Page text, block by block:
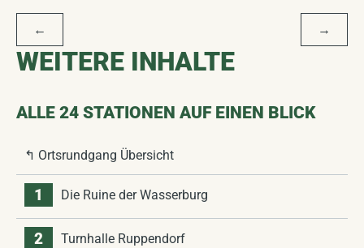
BEITRAGSNAVIGATION
← →
WEITERE INHALTE
ALLE 24 STATIONEN AUF EINEN BLICK
↰ Ortsrundgang Übersicht
1 Die Ruine der Wasserburg
2 Turnhalle Ruppendorf